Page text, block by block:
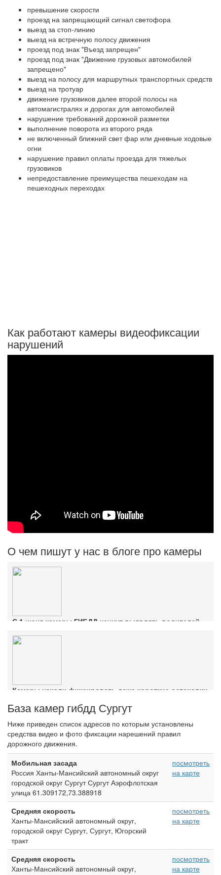
превышение скорости
проезд на запрещающий сигнал светофора
выезд за стоп-линию
выезд на встречную полосу движения
проезд под знак "Въезд запрещен"
проезд под знак "Движение грузовых автомобилей
запрещено"
выезд на полосу для маршрутных транспортных средств
выезд на тротуар
движение грузовиков далее второй полосы на
автомагистралях и дорогах для автомобилей
нарушение требований дорожной разметки
выполнение поворота из второго ряда
не включенный ближний свет фар или дневные ходовые
огни
нарушение правил оплаты проезда для тяжелых
грузовиков
непредоставление преимущества пешеходам на
пешеходных переходах
Как работают камеры видеофиксации
нарушений
О чем пишут у нас в блоге про камеры
С 1 июня камеры ГИБДД начнут выявлять водителей
Ознакомиться с деталями
Камеры начали фиксировать даже короткие остановки
База камер гибдд Сургут
Ниже приведен список адресов по которым установлены
средства видео и фото фиксации нарешений правил
дорожного движения.
Мобильная засада
Россия Ханты-Мансийский автономный округ
городской округ Сургут Сургут Аэрофлотская
улица 61.309172,73.388918
посмотреть
на карте
Средняя скорость
Ханты-Мансийский автономный округ,
городской округ Сургут, Сургут, Югорский
тракт
посмотреть
на карте
Средняя скорость
Ханты-Мансийский автономный округ,
посмотреть
на карте